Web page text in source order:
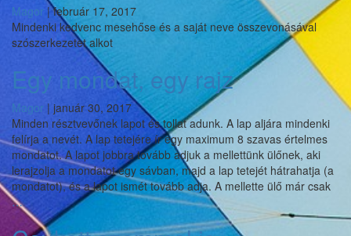
Magor |február 17, 2017
Mindenki kedvenc mesehőse és a saját neve összevonásával
szószerkezetet alkot
Egy mondat, egy rajz
Magor | január 30, 2017
Minden résztvevőnek lapot és tollat adunk. A lap aljára mindenki
felírja a nevét. A lap tetejére ír egy maximum 8 szavas értelmes
mondatot. A lapot jobbra tovább adjuk a mellettünk ülőnek, aki
lerajzolja a mondatot egy sávban, majd a lap tetejét hátrahatja (a
mondatot), és a lapot ismét tovább adja. A mellette ülő már csak
…Egy
mondat,
egy